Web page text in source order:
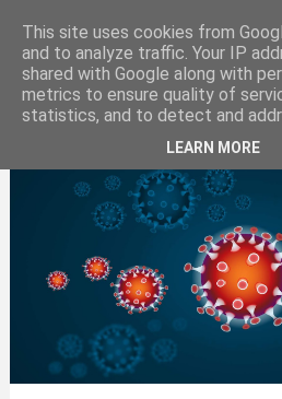
SUPLEMENTOWE
This site uses cookies from
and to analyze traffic. Your IP
shared with Google along with
metrics to ensure quality of
statistics, and to detect and
LEARN MORE